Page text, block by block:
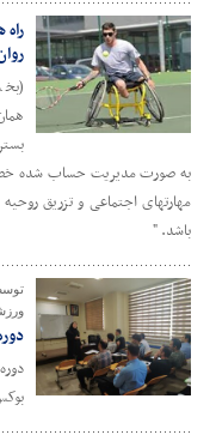
به صورت مدیریت حساب شده
مهارتهای اجتماعی و تزریق
باشد. "